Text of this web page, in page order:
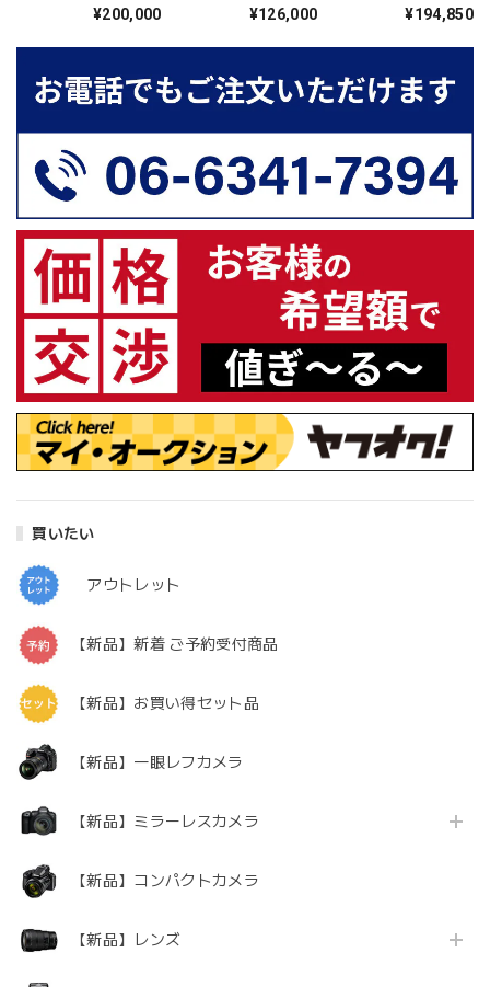
買いたい
アウトレット
【新品】新着 ご予約受付商品
【新品】お買い得セット品
【新品】一眼レフカメラ
【新品】ミラーレスカメラ
【新品】コンパクトカメラ
【新品】レンズ
¥200,000 ¥126,000 ¥194,850